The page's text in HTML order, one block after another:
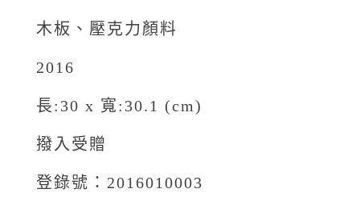
木板、壓克力顏料
2016
長:30 x 寬:30.1 (cm)
撥入受贈
登錄號：2016010003